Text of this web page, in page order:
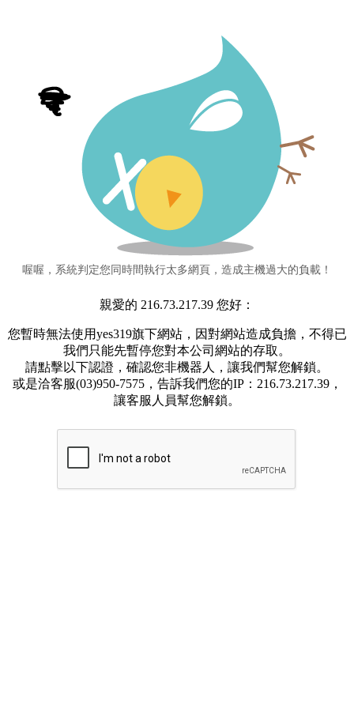
喔喔，系統判定您同時間執行太多網頁，造成主機過大的負載！
親愛的 216.73.217.39 您好：
您暫時無法使用yes319旗下網站，因對網站造成負擔，不得已
我們只能先暫停您對本公司網站的存取。
請點擊以下認證，確認您非機器人，讓我們幫您解鎖。
或是洽客服(03)950-7575，告訴我們您的IP：216.73.217.39，
讓客服人員幫您解鎖。